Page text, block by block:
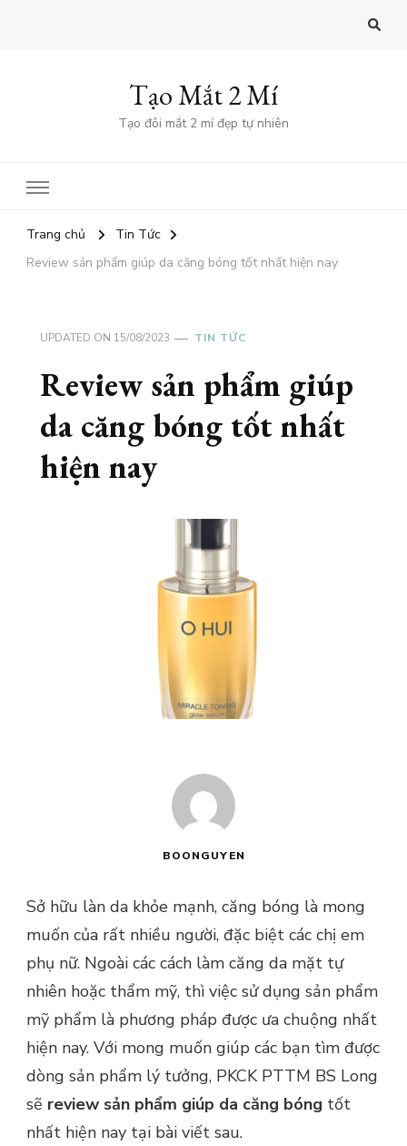
Tạo Mắt 2 Mí
Tạo đôi mắt 2 mí đẹp tự nhiên
Trang chủ
Tin Tức
Review sản phẩm giúp da căng bóng tốt nhất hiện nay
UPDATED ON 15/08/2023 TIN TỨC
Review sản phẩm giúp
da căng bóng tốt nhất
hiện nay
BOONGUYEN
Sở hữu làn da khỏe mạnh, căng bóng là mong
muốn của rất nhiều người, đặc biệt các chị em
phụ nữ. Ngoài các cách làm căng da mặt tự
nhiên hoặc thẩm mỹ, thì việc sử dụng sản phẩm
mỹ phẩm là phương pháp được ưa chuộng nhất
hiện nay. Với mong muốn giúp các bạn tìm được
dòng sản phẩm lý tưởng, PKCK PTTM BS Long
sẽ review sản phẩm giúp da căng bóng tốt
nhất hiện nay tại bài viết sau.